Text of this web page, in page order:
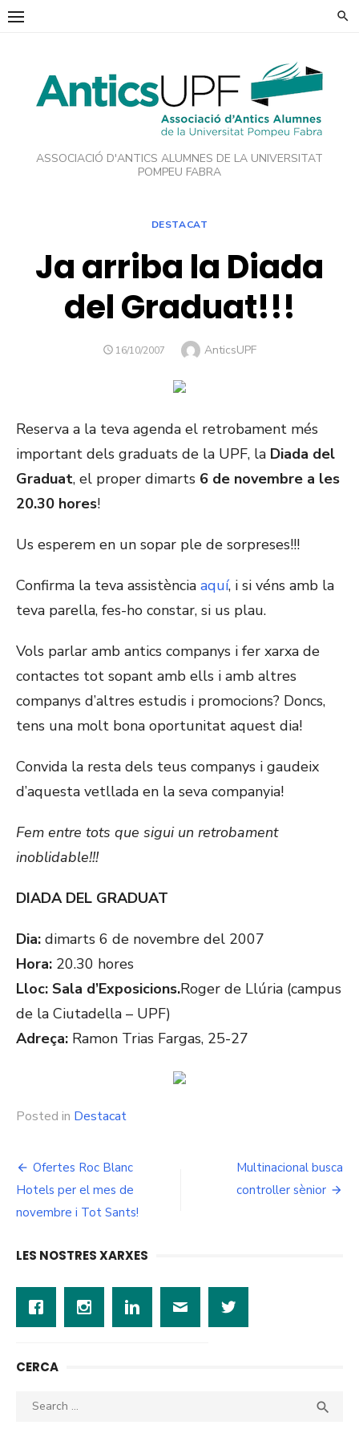
Skip
ASSOCIACIÓ D'ANTICS ALUMNES DE LA UNIVERSITAT
POMPEU FABRA
DESTACAT
Ja arriba la Diada
del Graduat!!!
POSTED
16/10/2007 Author
AnticsUPF
Reserva a la teva agenda el retrobament més
important dels graduats de la UPF, la Diada del
Graduat, el proper dimarts 6 de novembre a les
20.30 hores!
Us esperem en un sopar ple de sorpreses!!!
Confirma la teva assistència aquí, i si véns amb la
teva parella, fes-ho constar, si us plau.
Vols parlar amb antics companys i fer xarxa de
contactes tot sopant amb ells i amb altres
companys d’altres estudis i promocions? Doncs,
tens una molt bona oportunitat aquest dia!
Convida la resta dels teus companys i gaudeix
d’aquesta vetllada en la seva companyia!
Fem entre tots que sigui un retrobament
inoblidable!!!
DIADA DEL GRADUAT
Dia: dimarts 6 de novembre del 2007
Hora: 20.30 hores
Lloc: Sala d’Exposicions.Roger de Llúria (campus
de la Ciutadella – UPF)
Adreça: Ramon Trias Fargas, 25-27
Posted in Destacat
Navegació
d'entrades
Ofertes Roc Blanc
Hotels per el mes de
novembre i Tot Sants!
Multinacional busca
controller sènior
LES NOSTRES XARXES
CERCA
Search
